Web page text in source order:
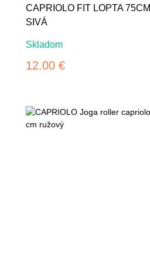
CAPRIOLO FIT LOPTA 75CM
SIVÁ
Skladom
12.00 €